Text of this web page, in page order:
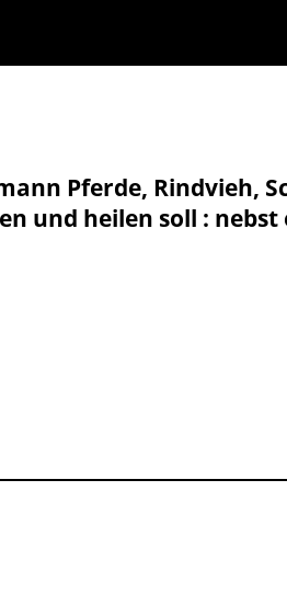
Pferde, Rindvieh,
und heilen soll : nebst